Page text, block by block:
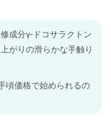
成分γ-ドコサラクトン
がりの滑らかな手触り
頃価格で始められるの